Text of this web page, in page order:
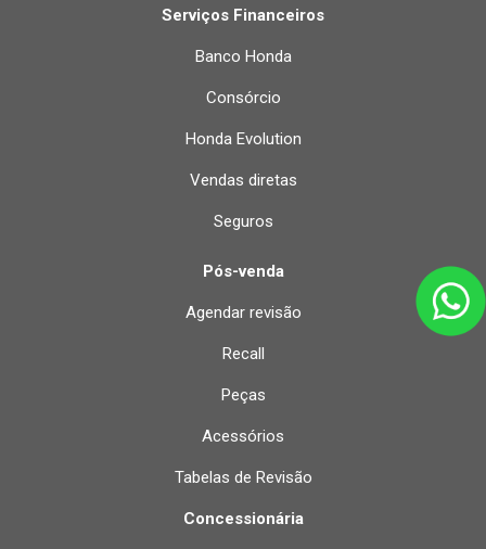
Serviços Financeiros
Banco Honda
Consórcio
Honda Evolution
Vendas diretas
Seguros
Pós-venda
Agendar revisão
Recall
Peças
Acessórios
Tabelas de Revisão
Concessionária